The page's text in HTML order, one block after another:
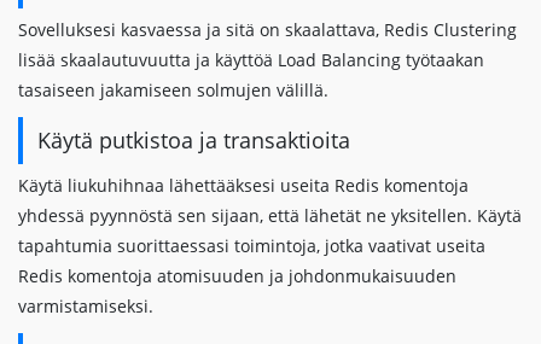
Sovelluksesi kasvaessa ja sitä on skaalattava, Redis Clustering
lisää skaalautuvuutta ja käyttöä Load Balancing työtaakan
tasaiseen jakamiseen solmujen välillä.
Käytä putkistoa ja transaktioita
Käytä liukuhihnaa lähettääksesi useita Redis komentoja
yhdessä pyynnöstä sen sijaan, että lähetät ne yksitellen. Käytä
tapahtumia suorittaessasi toimintoja, jotka vaativat useita
Redis komentoja atomisuuden ja johdonmukaisuuden
varmistamiseksi.